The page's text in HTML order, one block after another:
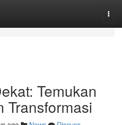
Temukan
Transformasi